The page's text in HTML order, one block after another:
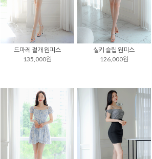
드마레 절개 원피스
135,000원
실키 슬립 원피스
126,000원